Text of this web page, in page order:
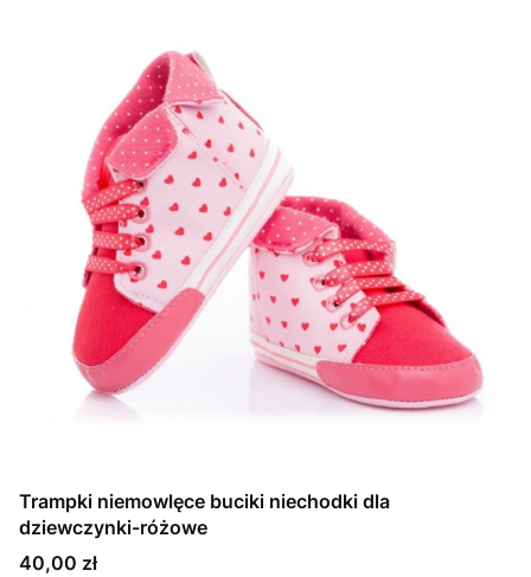
Trampki niemowlęce buciki niechodki dla
dziewczynki-różowe
Cena
40,00 zł